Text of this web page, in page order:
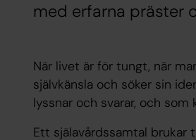
med erfarna präster
När livet är för tungt, när
självkänsla och söker sin
lyssnar och svarar, och
Ett själavårdssamtal brukar